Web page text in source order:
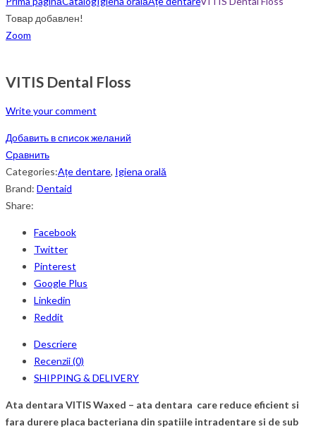
Товар добавлен!
Zoom
VITIS Dental Floss
Write your comment
Добавить в список желаний
Сравнить
Categories:Ațe dentare, Igiena orală
Brand: Dentaid
Share:
Facebook
Twitter
Pinterest
Google Plus
Linkedin
Reddit
Descriere
Recenzii (0)
SHIPPING & DELIVERY
Ata dentara VITIS Waxed – ata dentara care reduce eficient si
fara durere placa bacteriana din spatiile intradentare si de sub